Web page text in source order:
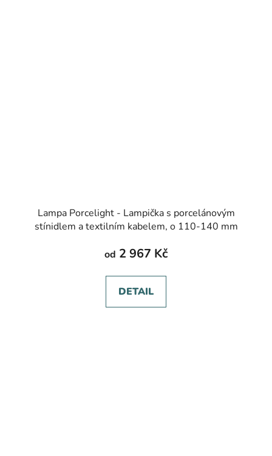
Lampa Porcelight - Lampička s porcelánovým
stínidlem a textilním kabelem, o 110-140 mm
od 2 967 Kč
DETAIL